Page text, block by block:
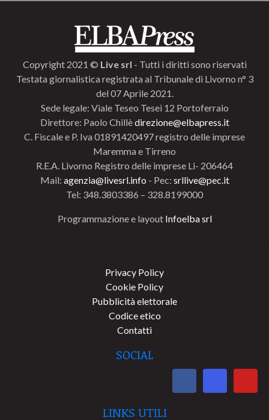
Copyright 2021 © Live srl - Tutti i diritti sono riservati
Testata giornalistica registrata al Tribunale di Livorno n° 3
del 07 Aprile 2021.
Sede legale: Viale Teseo Tesei 12 Portoferraio
Direttore: Paolo Chillèdirezione@elbapress.it
C. Fiscale e P. Iva 01891420497 registro delle imprese
Maremma e Tirreno
R.E.A. Livorno Registro delle imprese Li- 206464
Mail: agenzia@livesrl.info - Pec: srllive@pec.it
Tel: 348.3803386 – 328.8199000
Programmazione e layout Infoelba srl
Privacy Policy
Cookie Policy
Pubblicità elettorale
Codice etico
Contatti
SOCIAL
LINKS UTILI